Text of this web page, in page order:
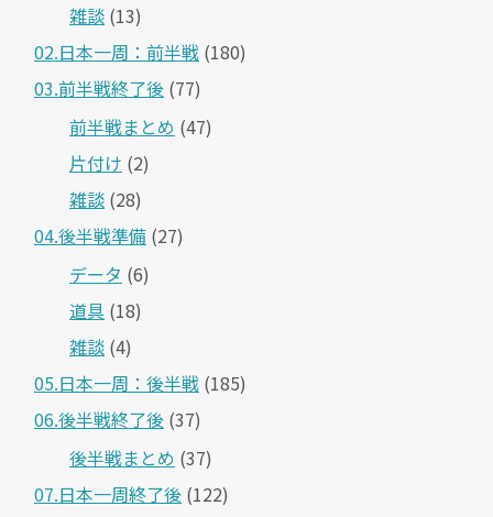
雑談 (13)
02.日本一周：前半戦 (180)
03.前半戦終了後 (77)
前半戦まとめ (47)
片付け (2)
雑談 (28)
04.後半戦準備 (27)
データ (6)
道具 (18)
雑談 (4)
05.日本一周：後半戦 (185)
06.後半戦終了後 (37)
後半戦まとめ (37)
07.日本一周終了後 (122)